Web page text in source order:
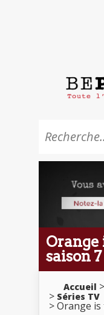
Orange
saison 7
Accueil
Séries TV
Orange is